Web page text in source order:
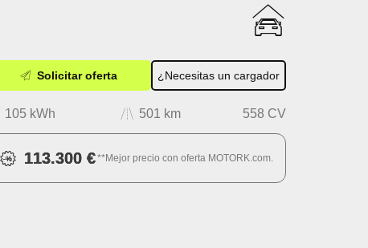
Solicitar oferta ¿Necesitas un cargador
105 kWh 501 km 558 CV
113.300 €**Mejor precio con oferta MOTORK.com.